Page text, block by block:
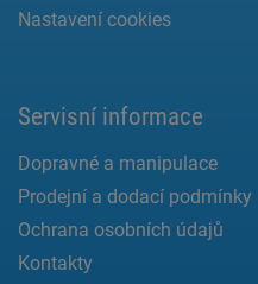
Nastavení cookies
Servisní informace
Dopravné a manipulace
Prodejní a dodací podmínky
Ochrana osobních údajů
Kontakty